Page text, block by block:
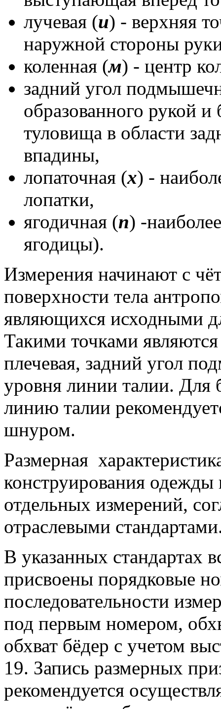
лучевая (и) - верхняя
наружной стороны
коленная (м) - центр
задний угол
образованного рукой
туловища в области
впадины,
лопаточная (х) -
лопатки,
ягодичная (п) -
ягодицы).
Измерения начинают с
поверхности тела
являющихся исходными
Такими точками
плечевая, задний угол
уровня линии талии. Для
линию талии
шнуром.
Размерная
конструирования одежды
отдельных измерений,
отраслевыми
В указанных стандартах
присвоены порядковые
последовательности
под первым номером,
обхват бёдер с учетом
19. Запись размерных
рекомендуется